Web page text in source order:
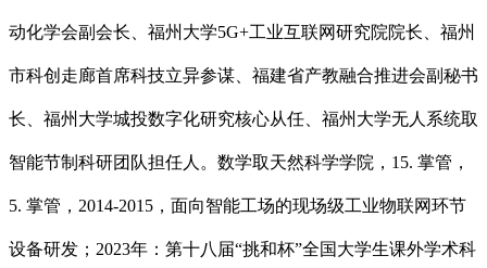
动化学会副会长、福州大学5G+工业互联网研究院院长、福州
市科创走廊首席科技立异参谋、福建省产教融合推进会副秘书
长、福州大学城投数字化研究核心从任、福州大学无人系统取
智能节制科研团队担任人。数学取天然科学学院，15. 掌管，
5. 掌管，2014-2015，面向智能工场的现场级工业物联网环节
设备研发；2023年：第十八届“挑和杯”全国大学生课外学术科